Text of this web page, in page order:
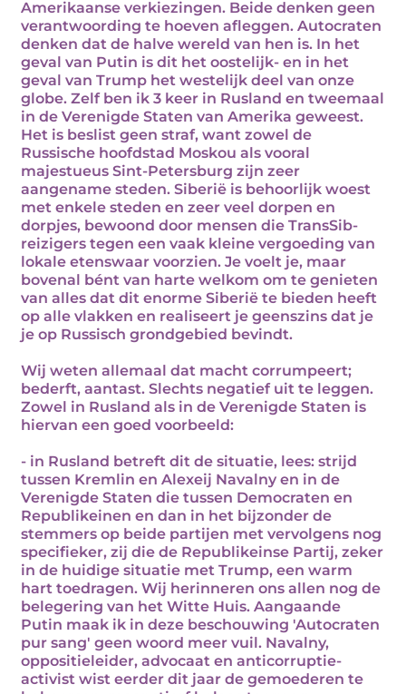
Amerikaanse verkiezingen. Beide denken geen
verantwoording te hoeven afleggen. Autocraten
denken dat de halve wereld van hen is. In het
geval van Putin is dit het oostelijk- en in het
geval van Trump het westelijk deel van onze
globe. Zelf ben ik 3 keer in Rusland en tweemaal
in de Verenigde Staten van Amerika geweest.
Het is beslist geen straf, want zowel de
Russische hoofdstad Moskou als vooral
majestueus Sint-Petersburg zijn zeer
aangename steden. Siberië is behoorlijk woest
met enkele steden en zeer veel dorpen en
dorpjes, bewoond door mensen die TransSib-
reizigers tegen een vaak kleine vergoeding van
lokale etenswaar voorzien. Je voelt je, maar
bovenal bént van harte welkom om te genieten
van alles dat dit enorme Siberië te bieden heeft
op alle vlakken en realiseert je geenszins dat je
je op Russisch grondgebied bevindt.
Wij weten allemaal dat macht corrumpeert;
bederft, aantast. Slechts negatief uit te leggen.
Zowel in Rusland als in de Verenigde Staten is
hiervan een goed voorbeeld:
- in Rusland betreft dit de situatie, lees: strijd
tussen Kremlin en Alexeij Navalny en in de
Verenigde Staten die tussen Democraten en
Republikeinen en dan in het bijzonder de
stemmers op beide partijen met vervolgens nog
specifieker, zij die de Republikeinse Partij, zeker
in de huidige situatie met Trump, een warm
hart toedragen. Wij herinneren ons allen nog de
belegering van het Witte Huis. Aangaande
Putin maak ik in deze beschouwing 'Autocraten
pur sang' geen woord meer vuil. Navalny,
oppositieleider, advocaat en anticorruptie-
activist wist eerder dit jaar de gemoederen te